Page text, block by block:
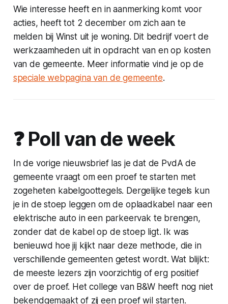
Wie interesse heeft en in aanmerking komt voor
acties, heeft tot 2 december om zich aan te
melden bij Winst uit je woning. Dit bedrijf voert de
werkzaamheden uit in opdracht van en op kosten
van de gemeente. Meer informatie vind je op de
speciale webpagina van de gemeente.
❓️ Poll van de week
In de vorige nieuwsbrief las je dat de PvdA de
gemeente vraagt om een proef te starten met
zogeheten kabelgoottegels. Dergelijke tegels kun
je in de stoep leggen om de oplaadkabel naar een
elektrische auto in een parkeervak te brengen,
zonder dat de kabel op de stoep ligt. Ik was
benieuwd hoe jij kijkt naar deze methode, die in
verschillende gemeenten getest wordt. Wat blijkt:
de meeste lezers zijn voorzichtig of erg positief
over de proef. Het college van B&W heeft nog niet
bekendgemaakt of zij een proef wil starten.